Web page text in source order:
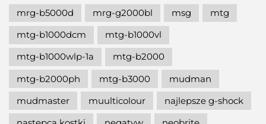
mrg-b5000d
mrg-g2000bl msg
mtg
mtg-b1000dcm
mtg-b1000vl
mtg-b1000wlp-1a
mtg-b2000
mtg-b2000ph
mtg-b3000
mudman
mudmaster
muulticolour
najlepsze g-shock